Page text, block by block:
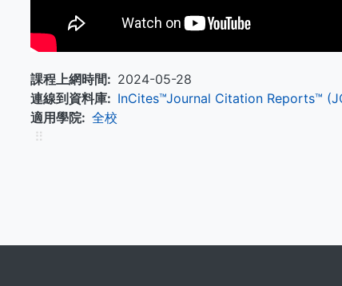
課程上網時間
2024-05-28
連線到資料庫
InCites™Journal Citation Reports™
適用學院
全校
⠿